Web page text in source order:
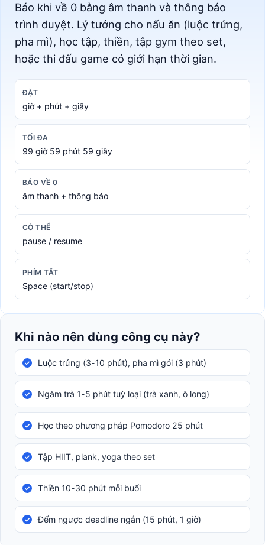
Báo khi về 0 bằng âm thanh và thông báo
trình duyệt. Lý tưởng cho nấu ăn (luộc trứng,
pha mì), học tập, thiền, tập gym theo set,
hoặc thi đấu game có giới hạn thời gian.
ĐẶT
giờ + phút + giây
TỐI ĐA
99 giờ 59 phút 59 giây
BÁO VỀ 0
âm thanh + thông báo
CÓ THỂ
pause / resume
PHÍM TẮT
Space (start/stop)
Khi nào nên dùng công cụ này?
Luộc trứng (3-10 phút), pha mì gói (3 phút)
Ngâm trà 1-5 phút tuỳ loại (trà xanh, ô long)
Học theo phương pháp Pomodoro 25 phút
Tập HIIT, plank, yoga theo set
Thiền 10-30 phút mỗi buổi
Đếm ngược deadline ngắn (15 phút, 1 giờ)